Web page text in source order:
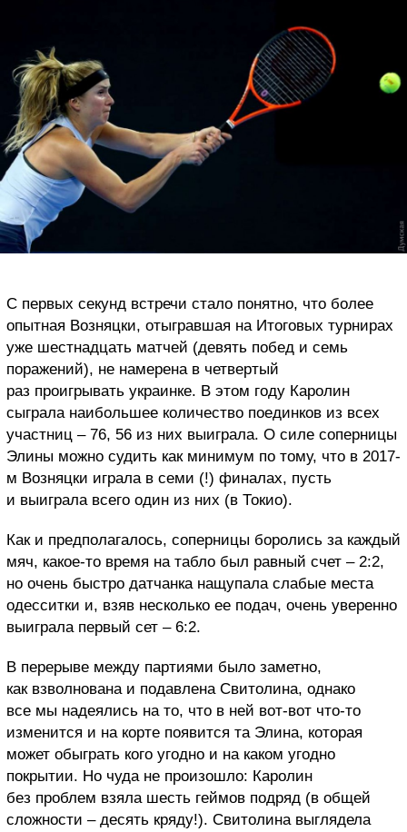
С первых секунд встречи стало понятно, что более
опытная Возняцки, отыгравшая на Итоговых турнирах
уже шестнадцать матчей (девять побед и семь
поражений), не намерена в четвертый
раз проигрывать украинке. В этом году Каролин
сыграла наибольшее количество поединков из всех
участниц – 76, 56 из них выиграла. О силе соперницы
Элины можно судить как минимум по тому, что в 2017-
м Возняцки играла в семи (!) финалах, пусть
и выиграла всего один из них (в Токио).
Как и предполагалось, соперницы боролись за каждый
мяч, какое-то время на табло был равный счет – 2:2,
но очень быстро датчанка нащупала слабые места
одесситки и, взяв несколько ее подач, очень уверенно
выиграла первый сет – 6:2.
В перерыве между партиями было заметно,
как взволнована и подавлена Свитолина, однако
все мы надеялись на то, что в ней вот-вот что-то
изменится и на корте появится та Элина, которая
может обыграть кого угодно и на каком угодно
покрытии. Но чуда не произошло: Каролин
без проблем взяла шесть геймов подряд (в общей
сложности – десять кряду!). Свитолина выглядела